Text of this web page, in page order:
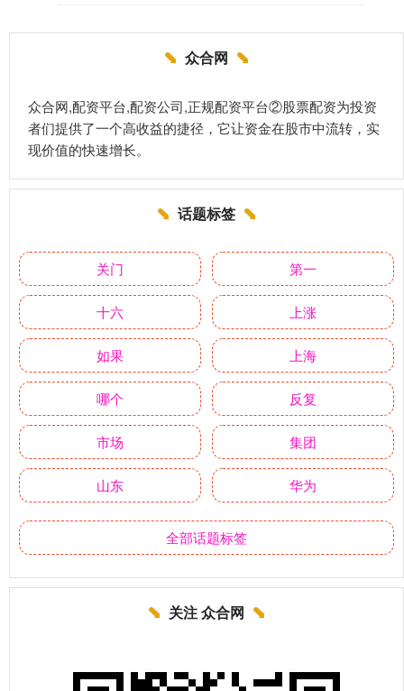
众合网
众合网,配资平台,配资公司,正规配资平台②股票配资为投资
者们提供了一个高收益的捷径，它让资金在股市中流转，实
现价值的快速增长。
话题标签
关门 第一
十六 上涨
如果 上海
哪个 反复
市场 集团
山东 华为
全部话题标签
关注 众合网